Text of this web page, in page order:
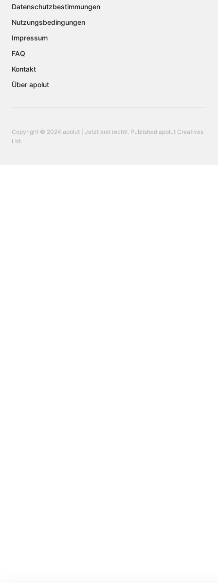
Datenschutzbestimmungen
Nutzungsbedingungen
Impressum
FAQ
Kontakt
Über apolut
Copyright © 2024 apolut | Jetzt erst recht!. Published apolut Creatives
Ltd.